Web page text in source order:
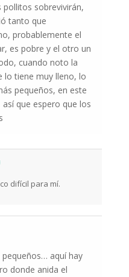
sobrevivirán,
tanto que
probablemente el
es pobre y el otro un
cuando noto la
lo tiene muy lleno, lo
pequeños, en este
que espero que los
difícil para mí.
pequeños… aquí hay
donde anida el